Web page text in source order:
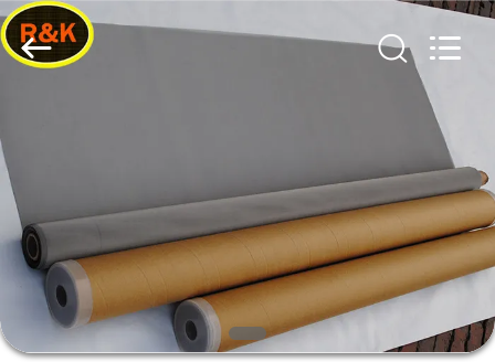
PRODOTTI
CIRCA
NOI
2026
Hebei
Reking
Wire
Mesh
Co.,Ltd.